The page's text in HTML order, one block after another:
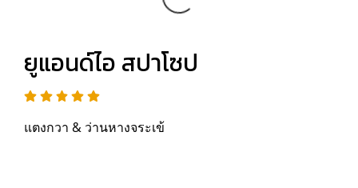
ยูแอนด์ไอ สปาโซป
แตงกวา & ว่านหางจระเข้